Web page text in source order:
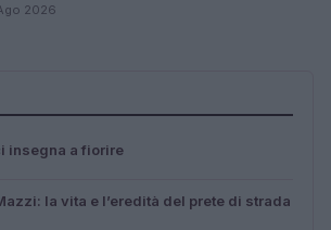
2026
insegna a fiorire
la vita e l’eredità del prete di strada